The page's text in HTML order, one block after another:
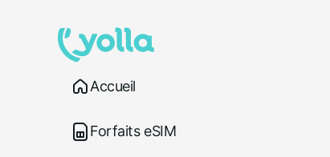
Accueil
Forfaits eSIM